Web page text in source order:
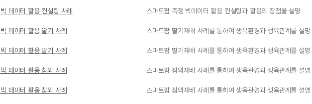
데이터 활용 컨설팅 사례 스마트팜 측정 빅데이터 활용 컨설팅과 활용의 장점을 설명
데이터 활용 딸기 사례 스마트팜 딸기재배 사례를 통하여 생육환경과 생육관계를 설명
데이터 활용 딸기 사례 스마트팜 딸기재배 사례를 통하여 생육환경과 생육관계를 설명
데이터 활용 참외 사례 스마트팜 참외재배 사례를 통하여 생육관경과 생육관계를 설명
데이터 활용 참외 사례 스마트팜 참외재배 사례를 통하여 생육관경과 생육관계를 설명